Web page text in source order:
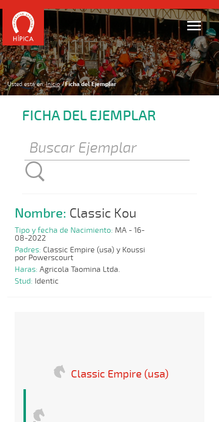
Usted está en: Inicio Ficha del Ejemplar
FICHA DEL EJEMPLAR
Nombre: Classic Kou
Tipo y fecha de Nacimiento: MA - 16-
08-2022
Padres: Classic Empire (usa) y Koussi
por Powerscourt
Haras: Agricola Taomina Ltda.
Stud: Identic
Classic Empire (usa)